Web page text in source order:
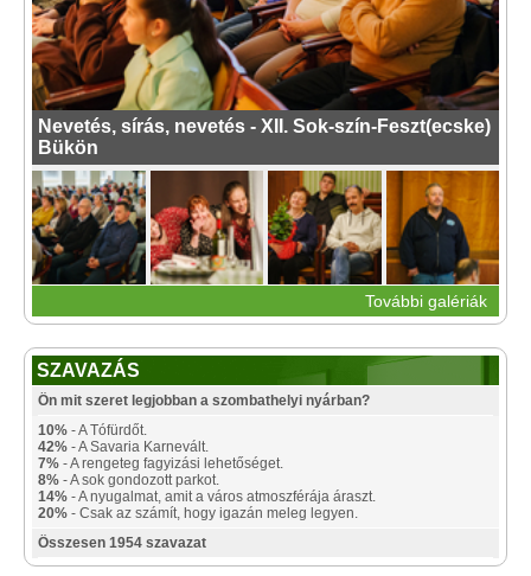
Nevetés, sírás, nevetés - XII. Sok-szín-Feszt(ecske)
Bükön
További galériák
SZAVAZÁS
Ön mit szeret legjobban a szombathelyi nyárban?
10% - A Tófürdőt.
42% - A Savaria Karnevált.
7% - A rengeteg fagyizási lehetőséget.
8% - A sok gondozott parkot.
14% - A nyugalmat, amit a város atmoszférája áraszt.
20% - Csak az számít, hogy igazán meleg legyen.
Összesen 1954 szavazat